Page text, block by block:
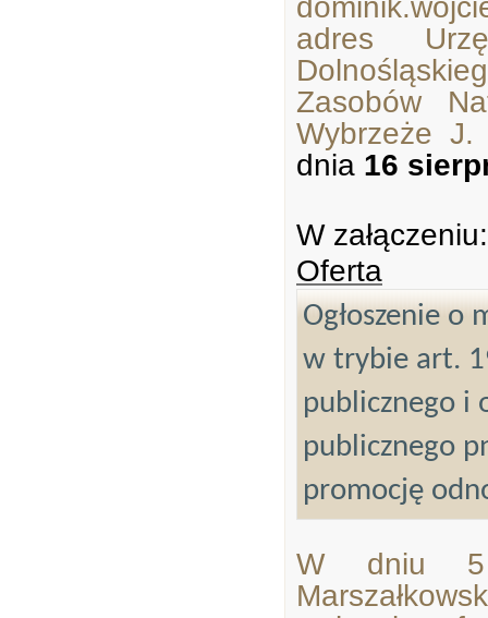
adres
Zasobów
Wybrzeże J.
dnia 16
W załączeniu:
Oferta
Ogłoszenie o
w trybie art.
publicznego i
publicznego
promocję
W dniu 5